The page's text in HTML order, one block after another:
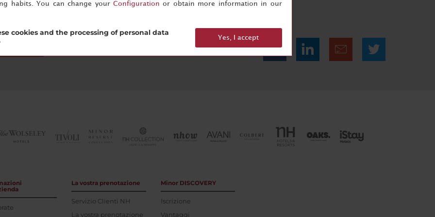
ora
Condividi
La vostra prenotazione
Servizio Clienti NH
La vostra prenotazione
Minor DISCOVERY
Iscrizione
Vantaggi
habits. You can change your Configuration or obtain more information in our
cookies and the processing of personal data
Yes, I accept